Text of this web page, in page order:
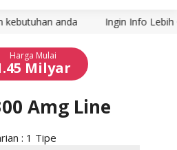
anda Ingin Info Lebih
Harga Mulai
Milyar
Amg Line
: 1 Tipe